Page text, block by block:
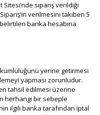
sipariş verildiği
verilmesini takiben 5
belirtilen banka hesabına
yerine getirmesi
yapması zorunludur.
tahsil edilmesi üzerine
herhangi bir sebeple
ilgili banka tarafından iptal